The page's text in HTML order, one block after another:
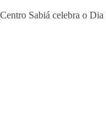
Centro Sabiá celebra o